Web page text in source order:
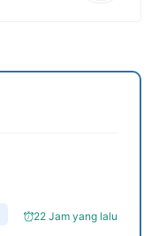
22 Jam yang lalu